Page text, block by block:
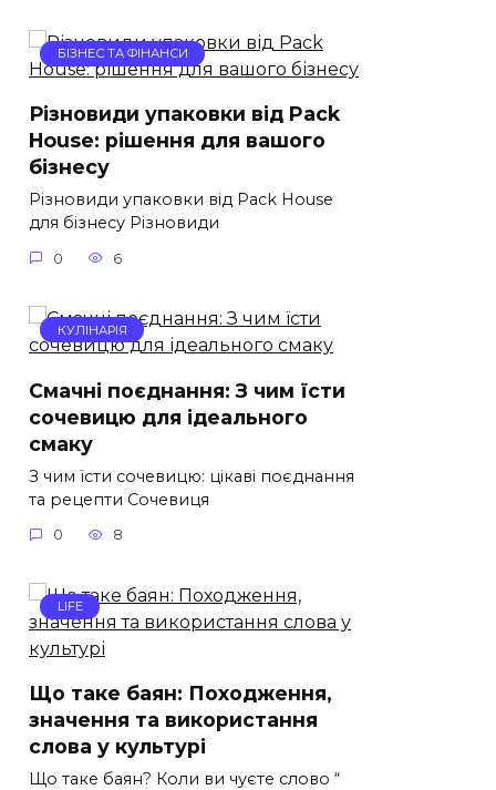
БІЗНЕС ТА ФІНАНСИ
Різновиди упаковки від Pack
House: рішення для вашого
бізнесу
Різновиди упаковки від Pack House
для бізнесу Різновиди
0 6
КУЛІНАРІЯ
Смачні поєднання: З чим їсти
сочевицю для ідеального
смаку
З чим їсти сочевицю: цікаві поєднання
та рецепти Сочевиця
0 8
LIFE
Що таке баян: Походження,
значення та використання
слова у культурі
Що таке баян? Коли ви чуєте слово “